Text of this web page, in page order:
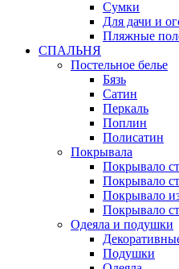
Сумки
Для дачи и
Пляжные
СПАЛЬНЯ
Постельное белье
Бязь
Сатин
Перкаль
Поплин
Полисатин
Покрывала
Покрывало
Покрывало
Покрывало
Покрывало
Одеяла и подушки
Подушки